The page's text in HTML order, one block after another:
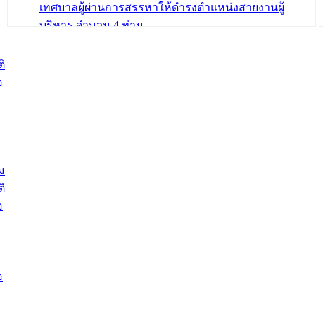
เทศบาลผู้ผ่านการสรรหาให้ดำรงตำแหน่งสายงานผู้
บริหาร จำนวน 4 ท่าน